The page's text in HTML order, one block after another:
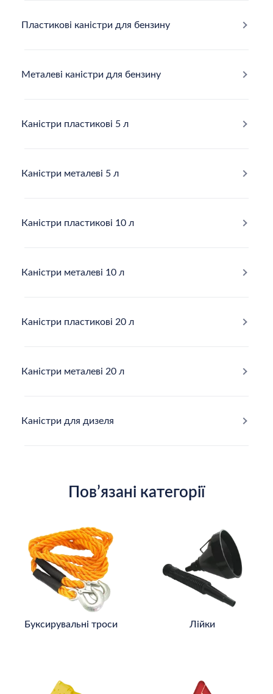
Пластикові каністри для бензину
Металеві каністри для бензину
Каністри пластикові 5 л
Каністри металеві 5 л
Каністри пластикові 10 л
Каністри металеві 10 л
Каністри пластикові 20 л
Каністри металеві 20 л
Каністри для дизеля
Повʼязані категорії
Буксирувальні троси Лійки